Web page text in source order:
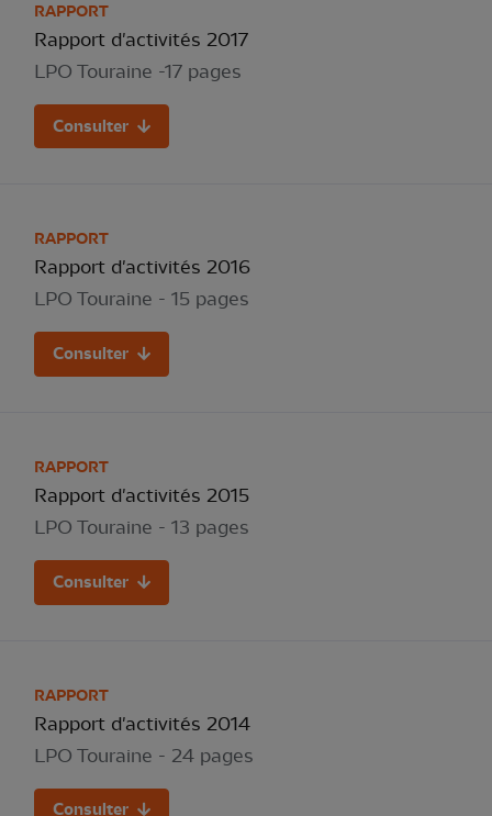
RAPPORT
Rapport d'activités 2017
LPO Touraine -17 pages
Consulter
RAPPORT
Rapport d'activités 2016
LPO Touraine - 15 pages
Consulter
RAPPORT
Rapport d'activités 2015
LPO Touraine - 13 pages
Consulter
RAPPORT
Rapport d'activités 2014
LPO Touraine - 24 pages
Consulter